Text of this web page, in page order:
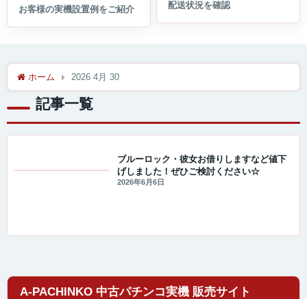
ホーム 2026 4月 30
記事一覧
ブルーロック・彼女お借りしますなど値下
げしました！ぜひご検討ください☆
2026年6月6日
A-PACHINKO 中古パチンコ実機 販売サイト